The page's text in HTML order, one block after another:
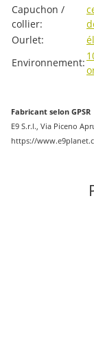
Capuchon /
collier:
Ourlet:
Environnement:
Fabricant selon GPSR
E9 S.r.l., Via Piceno
https://